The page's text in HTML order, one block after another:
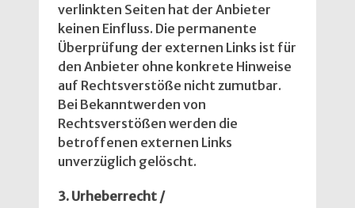
verlinkten Seiten hat der Anbieter
keinen Einfluss. Die permanente
Überprüfung der externen Links ist für
den Anbieter ohne konkrete Hinweise
auf Rechtsverstöße nicht zumutbar.
Bei Bekanntwerden von
Rechtsverstößen werden die
betroffenen externen Links
unverzüglich gelöscht.
3. Urheberrecht /